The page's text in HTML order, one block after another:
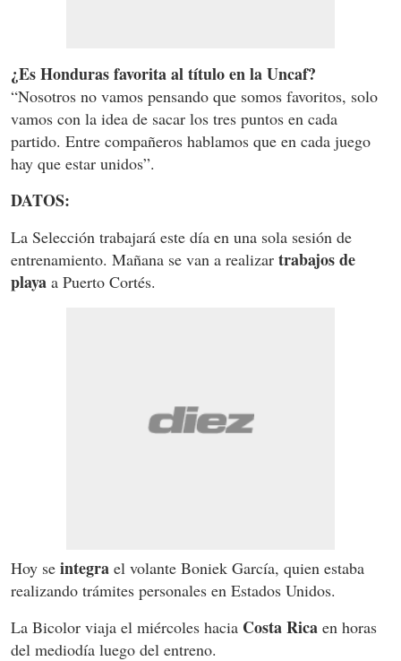
¿Es Honduras favorita al título en la Uncaf?
“Nosotros no vamos pensando que somos favoritos, solo
vamos con la idea de sacar los tres puntos en cada
partido. Entre compañeros hablamos que en cada juego
hay que estar unidos”.
DATOS:
La Selección trabajará este día en una sola sesión de
entrenamiento. Mañana se van a realizar trabajos de
playa a Puerto Cortés.
Hoy se integra el volante Boniek García, quien estaba
realizando trámites personales en Estados Unidos.
La Bicolor viaja el miércoles hacia Costa Rica en horas
del mediodía luego del entreno.